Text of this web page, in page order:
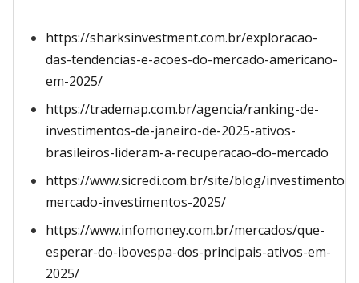
https://sharksinvestment.com.br/exploracao-
das-tendencias-e-acoes-do-mercado-americano-
em-2025/
https://trademap.com.br/agencia/ranking-de-
investimentos-de-janeiro-de-2025-ativos-
brasileiros-lideram-a-recuperacao-do-mercado
https://www.sicredi.com.br/site/blog/investimentos/
mercado-investimentos-2025/
https://www.infomoney.com.br/mercados/que-
esperar-do-ibovespa-dos-principais-ativos-em-
2025/